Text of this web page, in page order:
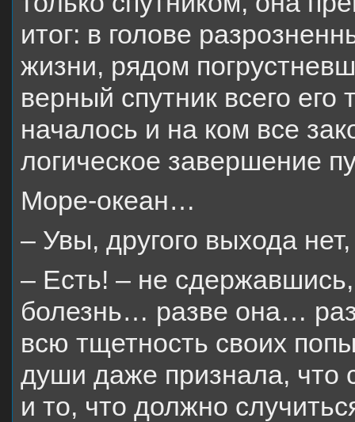
итог: в голове
жизни, рядом
верный спутник всего его
началось и на ком все
логическое завершение
Море-океан…
– Увы, другого выхода
– Есть! – не
болезнь… разве она…
всю тщетность своих
души даже признала, что
и то, что должно